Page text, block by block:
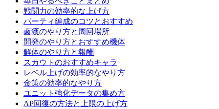
戦闘力の効率的な上げ方
パーティ編成のコツとおすすめ
鹵獲のやり方と周回場所
開発のやり方とおすすめ機体
解体のやり方と報酬
スカウトのおすすめキャラ
レベル上げの効率的なやり方
金策の効率的なやり方
ユニット強化データの集め方
AP回復の方法と上限の上げ方